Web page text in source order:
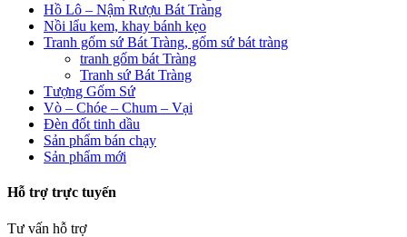
Hồ Lô – Nậm Rượu Bát Tràng
Nồi lẩu kem, khay bánh kẹo
Tranh gốm sứ Bát Tràng, gốm sứ bát tràng
tranh gốm bát Tràng
Tranh sứ Bát Tràng
Tượng Gốm Sứ
Vò – Chóe – Chum – Vại
Đèn đốt tinh dầu
Sản phẩm bán chạy
Sản phẩm mới
Hỗ trợ trực tuyến
Tư vấn hỗ trợ